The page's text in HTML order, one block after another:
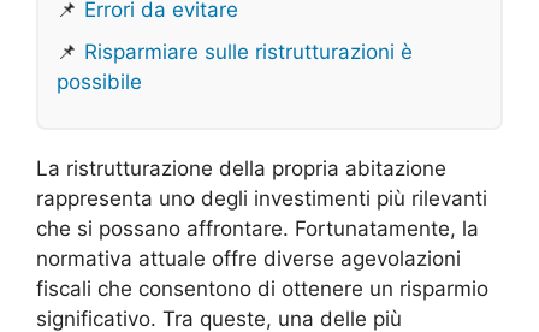
📌 Errori da evitare
📌 Risparmiare sulle ristrutturazioni è
possibile
La ristrutturazione della propria abitazione
rappresenta uno degli investimenti più rilevanti
che si possano affrontare. Fortunatamente, la
normativa attuale offre diverse agevolazioni
fiscali che consentono di ottenere un risparmio
significativo. Tra queste, una delle più